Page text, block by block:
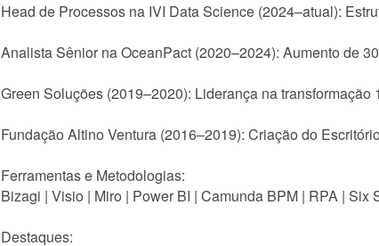
Head de Processos na IVI Data Science (2024–atual):
Analista Sênior na OceanPact (2020–2024): Aumento de
Green Soluções (2019–2020): Liderança na
Fundação Altino Ventura (2016–2019): Criação do
Ferramentas e Metodologias:
Bizagi | Visio | Miro | Power BI | Camunda BPM | RPA | Six
Destaques: